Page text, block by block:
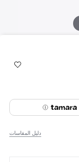
دليل المقاسات